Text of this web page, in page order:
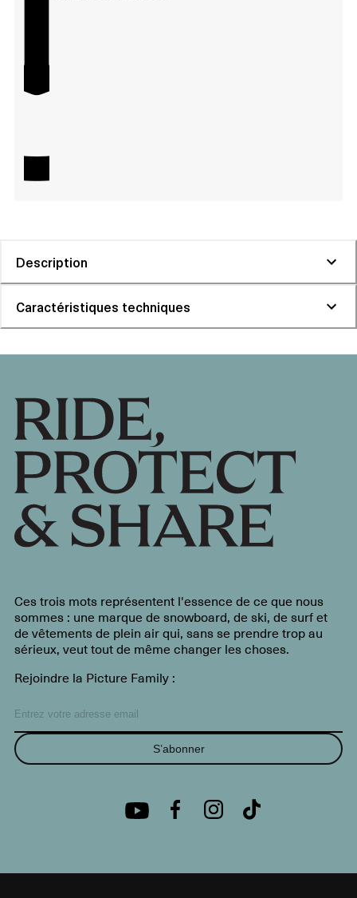
Description
Caractéristiques techniques
Ces trois mots représentent l'essence de ce que nous
sommes : une marque de snowboard, de ski, de surf et
de vêtements de plein air qui, sans se prendre trop au
sérieux, veut tout de même changer les choses.
Rejoindre la Picture Family :
S’abonner